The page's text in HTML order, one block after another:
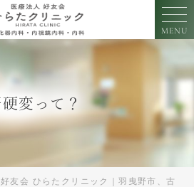
MENU
変って？
友会 ひらたクリニック｜羽曳野市、古